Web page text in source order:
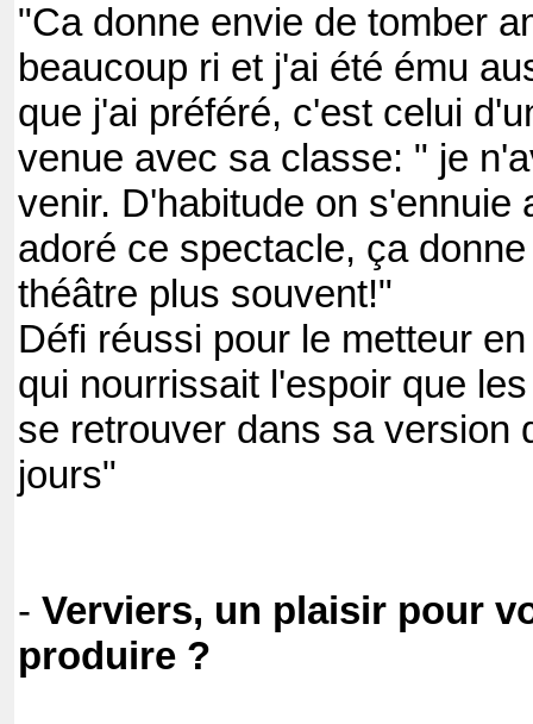
"Ca donne envie de tomber
beaucoup ri et j'ai été ému
que j'ai préféré, c'est celui
venue avec sa classe: " je
venir. D'habitude on s'ennuie
adoré ce spectacle, ça
théâtre plus souvent!"
Défi réussi pour le metteur
qui nourrissait l'espoir que
se retrouver dans sa version
jours"
- Verviers, un plaisir pour
produire ?